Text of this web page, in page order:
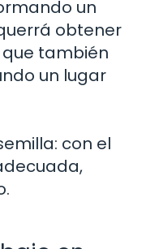
un
obtener
también
un lugar
con el